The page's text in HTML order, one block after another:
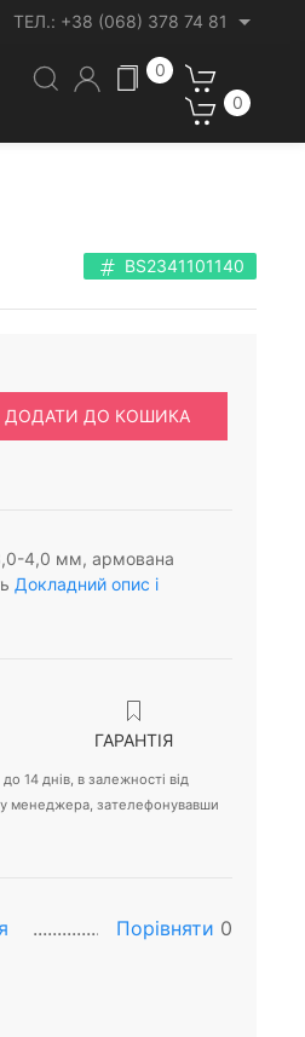
ТЕЛ.: +38 (068) 378 74 81
0
0
BS2341101140
ДОДАТИ ДО КОШИКА
4,0 мм, армована
Докладний опис і
ГАРАНТІЯ
14 днів, в залежності від
у менеджера, зателефонувавши
Порівняти 0